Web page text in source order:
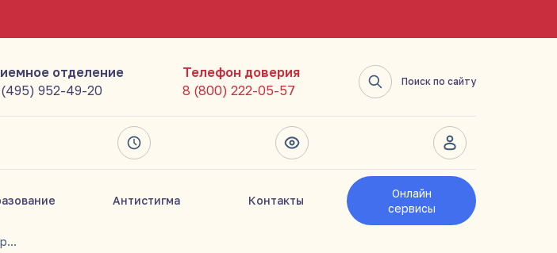
отделение
(495) 952-49-20
Телефон доверия
8 (800) 222-05-57
Поиск по сайту
Антистигма Контакты
Онлайн
сервисы
Вице-мэр Ракова анонсировала запуск уникального проекта по сопровождению недоношенных детей до 3 лет